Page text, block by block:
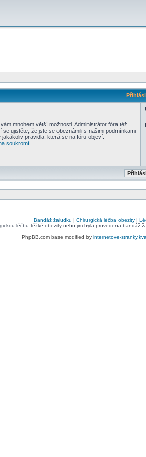
mnohem větší možnosti. Administrátor fóra též
ujistěte, že jste se obeznámili s našimi podmínkami
pravidla, která se na fóru objeví.
soukromí
Bandáž žaludku | Chirurgická léčba obezity|
léčbu těžké obezity nebo jim byla provedena bandáž
PhpBB.com base modified by internetove-